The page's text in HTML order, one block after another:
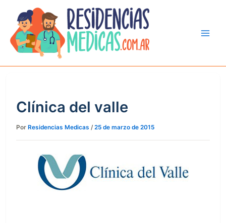
contenido
Clínica del valle
Por Residencias Medicas /25 de marzo de 2015